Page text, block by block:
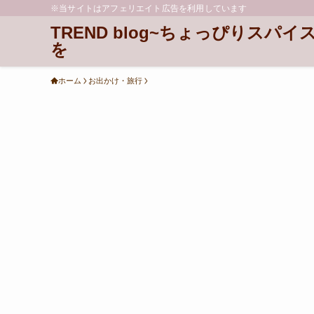
※当サイトはアフェリエイト広告を利用しています
TREND blog~ちょっぴりスパイ
を
ホーム お出かけ・旅行